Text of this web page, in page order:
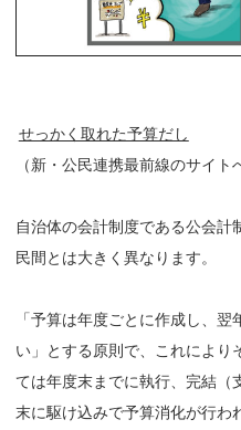
せっかく取れた予算だし
（新・公民連携最前線のサイト
自治体の会計制度である公会
民間とは大きく異なります。
「予算は年度ごとに作成し、
い」とする原則で、これにより
ては年度末までに執行、完結（
末に駆け込みで予算消化が行わ